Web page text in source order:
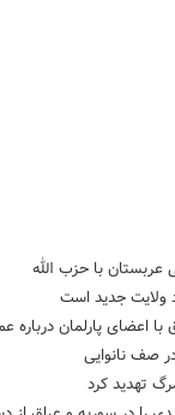
ولایت جدید است
با اعضای پارلمان
صف نانوایی
تهدید کرد